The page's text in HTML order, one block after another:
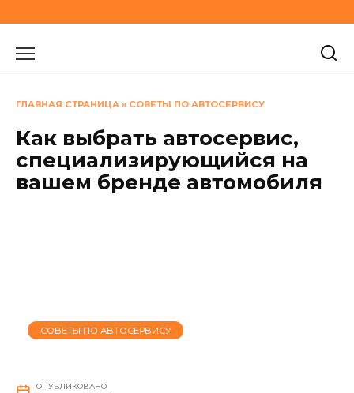
к
содержанию
ГЛАВНАЯ СТРАНИЦА » СОВЕТЫ ПО АВТОСЕРВИСУ
Как выбрать автосервис,
специализирующийся на
вашем бренде автомобиля
СОВЕТЫ ПО АВТОСЕРВИСУ
ОПУБЛИКОВАНО